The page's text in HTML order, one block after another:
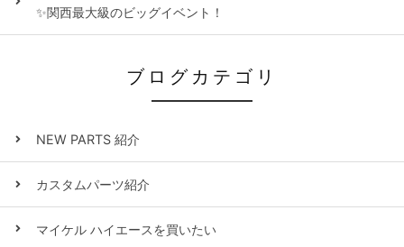
✨関西最大級のビッグイベント！
ブログカテゴリ
NEW PARTS 紹介
カスタムパーツ紹介
マイケル ハイエースを買いたい